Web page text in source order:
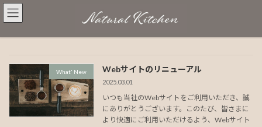
コ
ン
ン
ナ
ビ
ー
What' New Webサイトのリニューアル
2025.03.01
いつも当社のWebサイトをご利用いただき、誠
にありがとうございます。このたび、皆さまに
より快適にご利用いただけるよう、Webサイト